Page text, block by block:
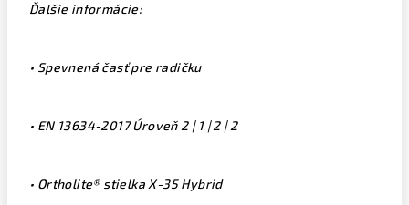
Ďalšie informácie:
• Spevnená časť pre radičku
• EN 13634-2017 Úroveň 2 | 1 | 2 | 2
• Ortholite® stielka X-35 Hybrid